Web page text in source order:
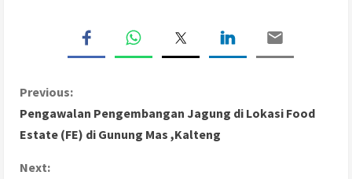
C
o
n
Previous:
Pengawalan Pengembangan Jagung di Lokasi Food
Estate (FE) di Gunung Mas ,Kalteng
Next: